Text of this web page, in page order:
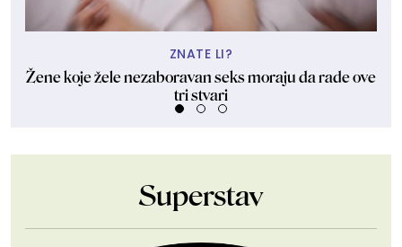
ZNATE LI?
Žene koje žele nezaboravan seks moraju da rade ove
tri stvari
Superstav